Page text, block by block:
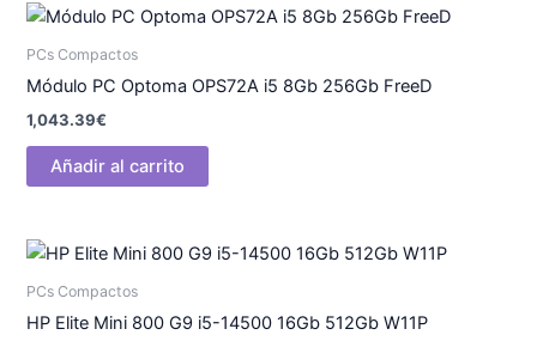
PCs Compactos
Módulo PC Optoma OPS72A i5 8Gb 256Gb FreeD
1,043.39€
Añadir al carrito
PCs Compactos
HP Elite Mini 800 G9 i5-14500 16Gb 512Gb W11P